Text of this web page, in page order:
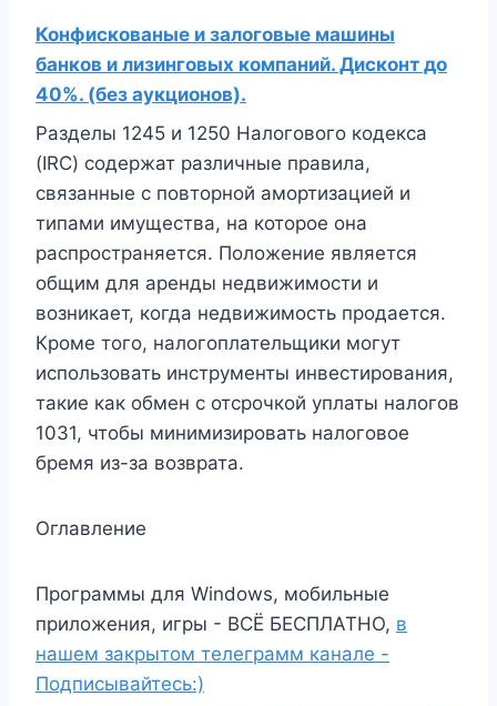
Конфискованые и залоговые машины
банков и лизинговых компаний. Дисконт до
40%. (без аукционов).
Разделы 1245 и 1250 Налогового кодекса
(IRC) содержат различные правила,
связанные с повторной амортизацией и
типами имущества, на которое она
распространяется. Положение является
общим для аренды недвижимости и
возникает, когда недвижимость продается.
Кроме того, налогоплательщики могут
использовать инструменты инвестирования,
такие как обмен с отсрочкой уплаты налогов
1031, чтобы минимизировать налоговое
бремя из-за возврата.
Оглавление
Программы для Windows, мобильные
приложения, игры - ВСЁ БЕСПЛАТНО, в
нашем закрытом телеграмм канале -
Подписывайтесь:)